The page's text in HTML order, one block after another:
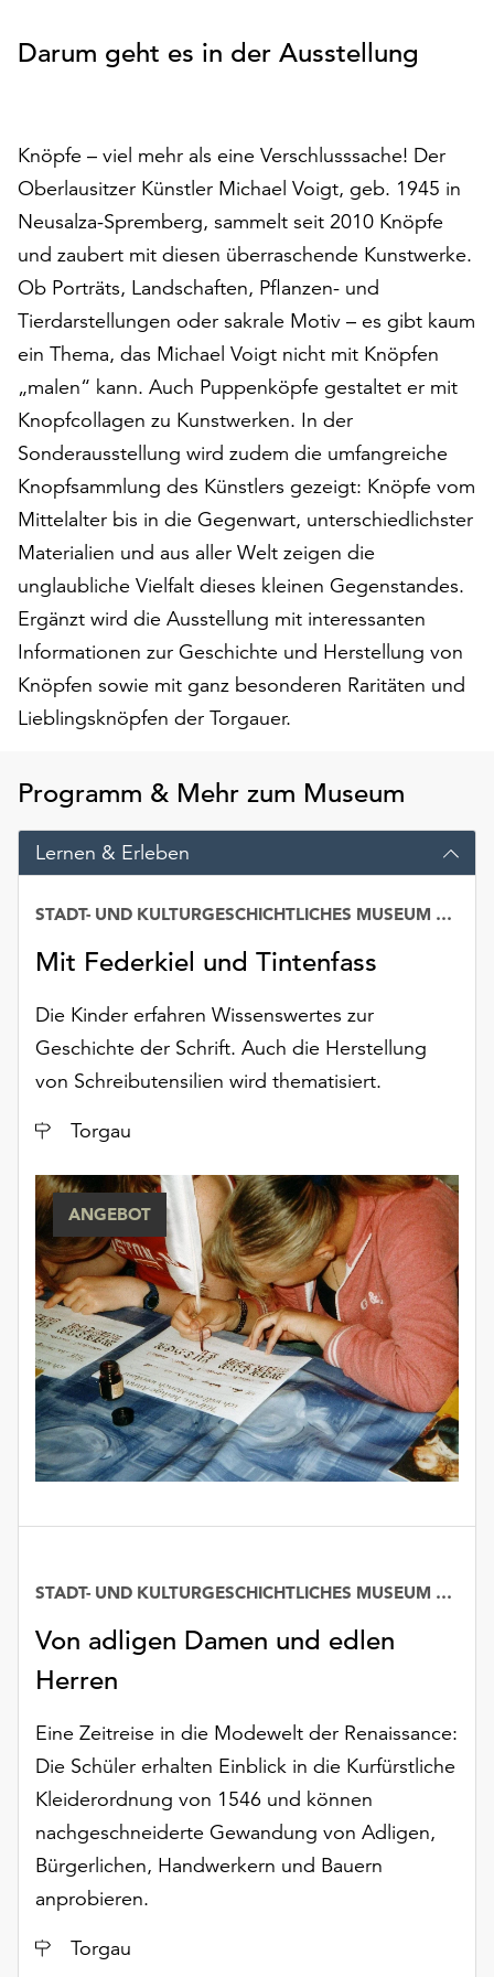
„Alle
akzeptieren“,
Cookies
zu
akzeptieren.
Sie
können
Ihr
Einverständnis
jederzeit
ändern
widerrufen.
Dafür
steht
Ihnen
Ende
der
Seite
die
Schaltfläche
„Cookie-
Einstellungen“
zur
Verfügung.
Cookies
werden
auch
ohne
Einverständnis
ausgeführt.
Möchten
Sie
die
verwendeten
anpassen,
Sie
die
Einstellungen
über
die
Schaltfläche
„Auswählen“.
Weitere
Informationen
finden
Sie
Datenschutzerklärung
Impressum
Darum geht es in der Ausstellung
Knöpfe – viel mehr als eine Verschlusssache! Der
Oberlausitzer Künstler Michael Voigt, geb. 1945 in
Neusalza-Spremberg, sammelt seit 2010 Knöpfe
und zaubert mit diesen überraschende Kunstwerke.
Ob Porträts, Landschaften, Pflanzen- und
Tierdarstellungen oder sakrale Motiv – es gibt kaum
ein Thema, das Michael Voigt nicht mit Knöpfen
„malen“ kann. Auch Puppenköpfe gestaltet er mit
Knopfcollagen zu Kunstwerken. In der
Sonderausstellung wird zudem die umfangreiche
Knopfsammlung des Künstlers gezeigt: Knöpfe vom
Mittelalter bis in die Gegenwart, unterschiedlichster
Materialien und aus aller Welt zeigen die
unglaubliche Vielfalt dieses kleinen Gegenstandes.
Ergänzt wird die Ausstellung mit interessanten
Informationen zur Geschichte und Herstellung von
Knöpfen sowie mit ganz besonderen Raritäten und
Lieblingsknöpfen der Torgauer.
Programm & Mehr zum Museum
Lernen & Erleben
Mit Federkiel und Tintenfass
STADT- UND KULTURGESCHICHTLICHES MUSEUM TORGAU
Die Kinder erfahren Wissenswertes zur
Geschichte der Schrift. Auch die Herstellung
von Schreibutensilien wird thematisiert.
Ort
Torgau
ANGEBOT
Von adligen Damen und edlen
Herren
STADT- UND KULTURGESCHICHTLICHES MUSEUM TORGAU
Eine Zeitreise in die Modewelt der Renaissance:
Die Schüler erhalten Einblick in die Kurfürstliche
Kleiderordnung von 1546 und können
nachgeschneiderte Gewandung von Adligen,
Bürgerlichen, Handwerkern und Bauern
anprobieren.
Ort
Torgau